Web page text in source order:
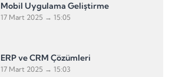
Mobil Uygulama Geliştirme
17 Mart 2025 15:05
ERP ve CRM Çözümleri
17 Mart 2025 15:03